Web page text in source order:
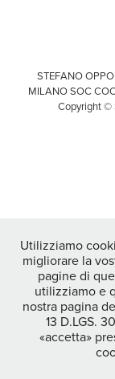
STEFANO
MILANO SOC
Copyright ©
Utilizziamo
migliorare la
pagine di
utilizziamo e
nostra pagina
13 D.LGS.
«accetta»